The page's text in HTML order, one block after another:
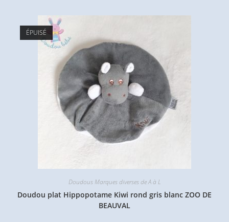
ÉPUISÉ
Doudous Marques diverses de A à L
Doudou plat Hippopotame Kiwi rond gris blanc ZOO DE
BEAUVAL